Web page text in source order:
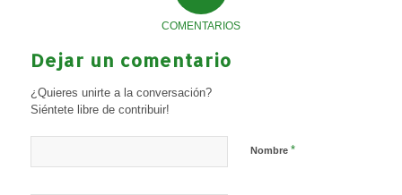
COMENTARIOS
Dejar un comentario
¿Quieres unirte a la conversación?
Siéntete libre de contribuir!
Nombre *